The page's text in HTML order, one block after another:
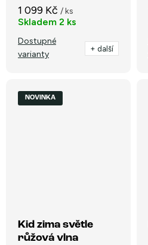
1 099 Kč / ks
Skladem 2 ks
Dostupné
varianty
+ další
NOVINKA
Kid zima světle
růžová vlna